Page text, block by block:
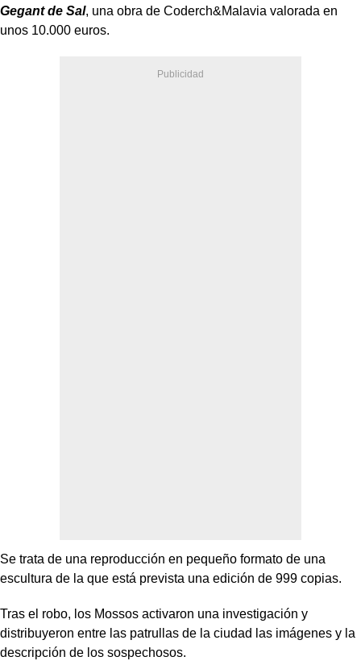
Gegant de Sal, una obra de Coderch&Malavia valorada en
unos 10.000 euros.
Se trata de una reproducción en pequeño formato de una
escultura de la que está prevista una edición de 999 copias.
Tras el robo, los Mossos activaron una investigación y
distribuyeron entre las patrullas de la ciudad las imágenes y la
descripción de los sospechosos.